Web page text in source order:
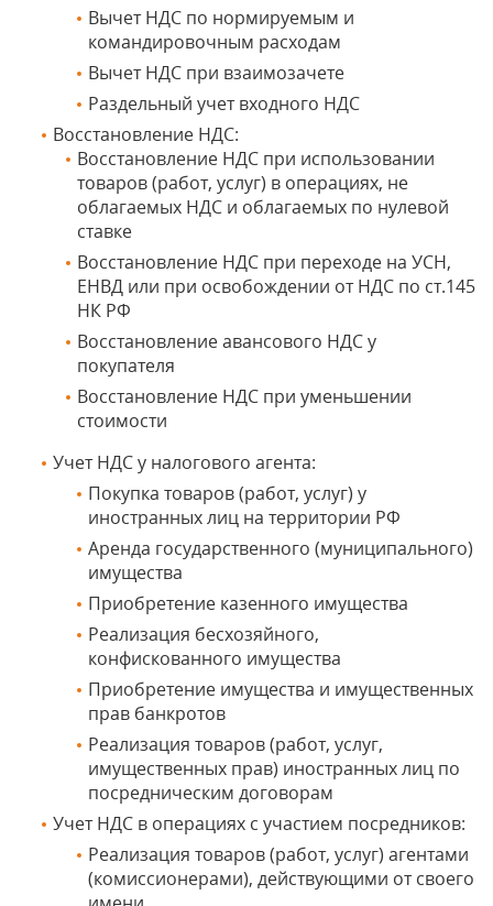
Вычет НДС по нормируемым и
командировочным расходам
Вычет НДС при взаимозачете
Раздельный учет входного НДС
Восстановление НДС:
Восстановление НДС при использовании
товаров (работ, услуг) в операциях, не
облагаемых НДС и облагаемых по нулевой
ставке
Восстановление НДС при переходе на УСН,
ЕНВД или при освобождении от НДС по ст.145
НК РФ
Восстановление авансового НДС у
покупателя
Восстановление НДС при уменьшении
стоимости
Учет НДС у налогового агента:
Покупка товаров (работ, услуг) у
иностранных лиц на территории РФ
Аренда государственного (муниципального)
имущества
Приобретение казенного имущества
Реализация бесхозяйного,
конфискованного имущества
Приобретение имущества и имущественных
прав банкротов
Реализация товаров (работ, услуг,
имущественных прав) иностранных лиц по
посредническим договорам
Учет НДС в операциях с участием посредников:
Реализация товаров (работ, услуг) агентами
(комиссионерами), действующими от своего